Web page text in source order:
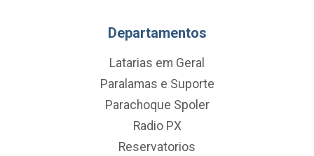
Departamentos
Latarias em Geral
Paralamas e Suporte
Parachoque Spoler
Radio PX
Reservatorios